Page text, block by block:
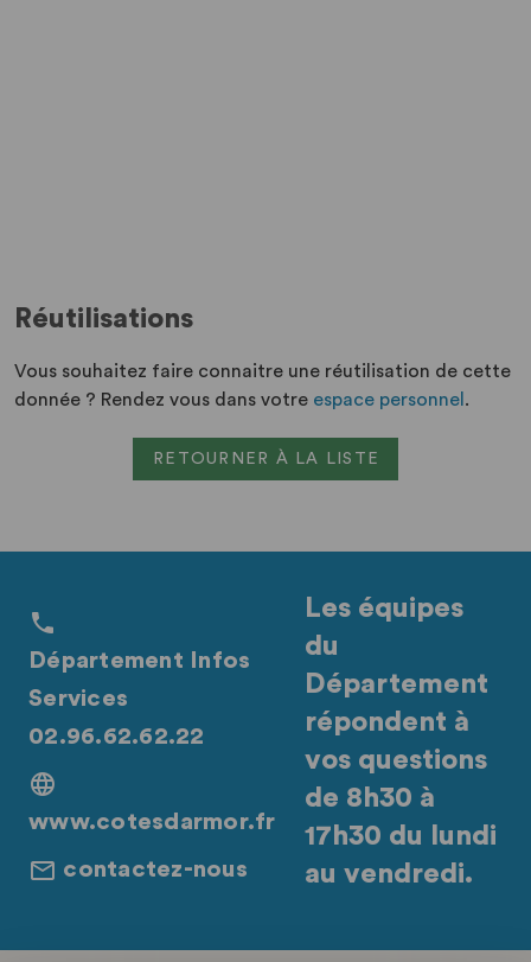
Réutilisations
Vous souhaitez faire connaitre une réutilisation de cette
donnée ? Rendez vous dans votre espace personnel .
RETOURNER À LA LISTE
Département Infos
Services
02.96.62.62.22
www.cotesdarmor.fr
contactez-nous
Les équipes
du
Département
répondent à
vos questions
de 8h30 à
17h30 du lundi
au vendredi.